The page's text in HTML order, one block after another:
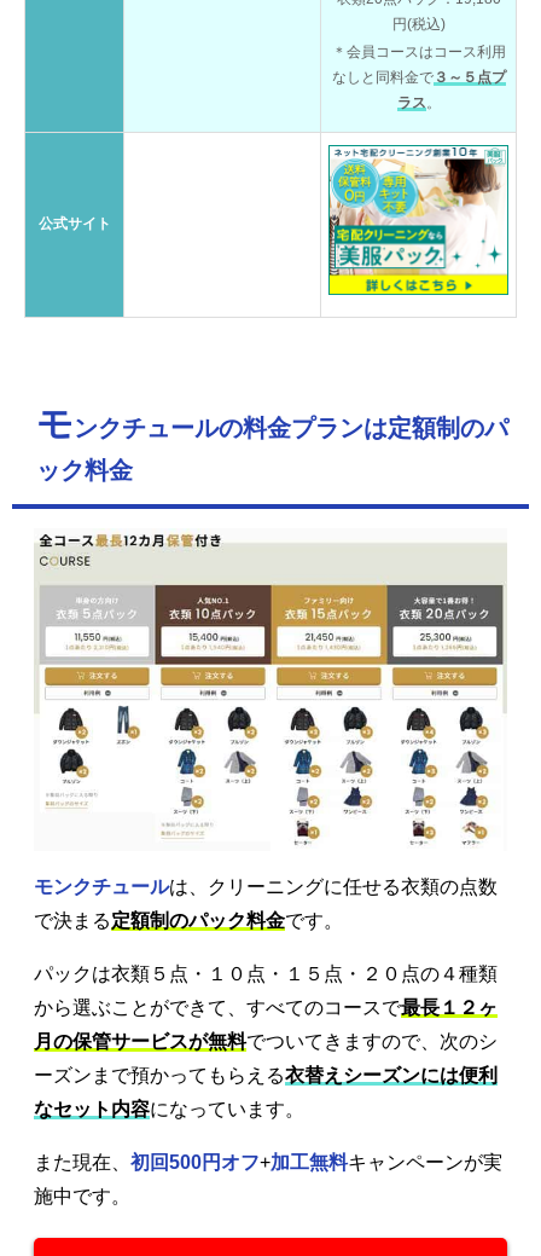
円(税込)
＊会員コースはコース利用
なしと同料金で３～５点プ
ラス。
公式サイト
モンクチュールの料金プランは定額制のパ
ック料金
モンクチュールは、クリーニングに任せる衣類の点数
で決まる定額制のパック料金です。
パックは衣類５点・１０点・１５点・２０点の４種類
から選ぶことができて、すべてのコースで最長１２ヶ
月の保管サービスが無料でついてきますので、次のシ
ーズンまで預かってもらえる衣替えシーズンには便利
なセット内容になっています。
また現在、 初回500円オフ+加工無料キャンペーンが実
施中です。